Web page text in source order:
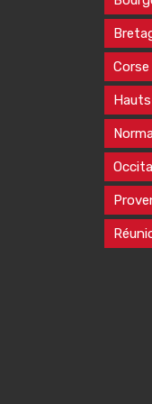
Corse